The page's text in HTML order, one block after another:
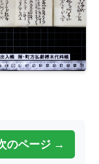
のページ →